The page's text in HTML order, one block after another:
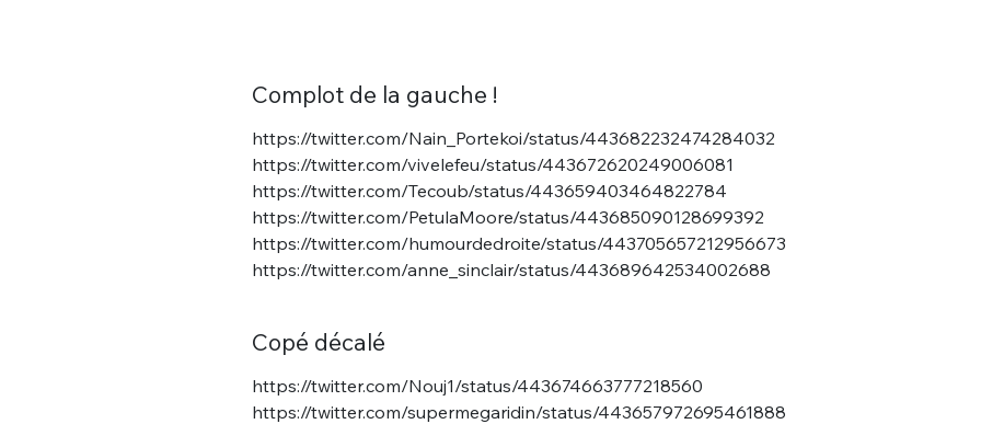
Complot de la gauche !
https://twitter.com/Nain_Portekoi/status/443682232474284032
https://twitter.com/vivelefeu/status/443672620249006081
https://twitter.com/Tecoub/status/443659403464822784
https://twitter.com/PetulaMoore/status/443685090128699392
https://twitter.com/humourdedroite/status/443705657212956673
https://twitter.com/anne_sinclair/status/443689642534002688
Copé décalé
https://twitter.com/Nouj1/status/443674663777218560
https://twitter.com/supermegaridin/status/443657972695461888